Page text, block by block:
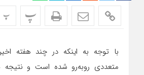
پ پ
با توجه به اینکه در چند هفته
متعددی روبه‌رو شده است و نتیجه